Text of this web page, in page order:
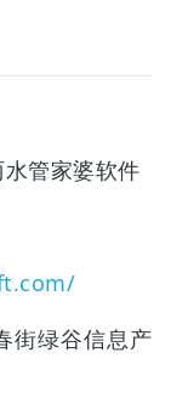
水管家婆软件
街绿谷信息产